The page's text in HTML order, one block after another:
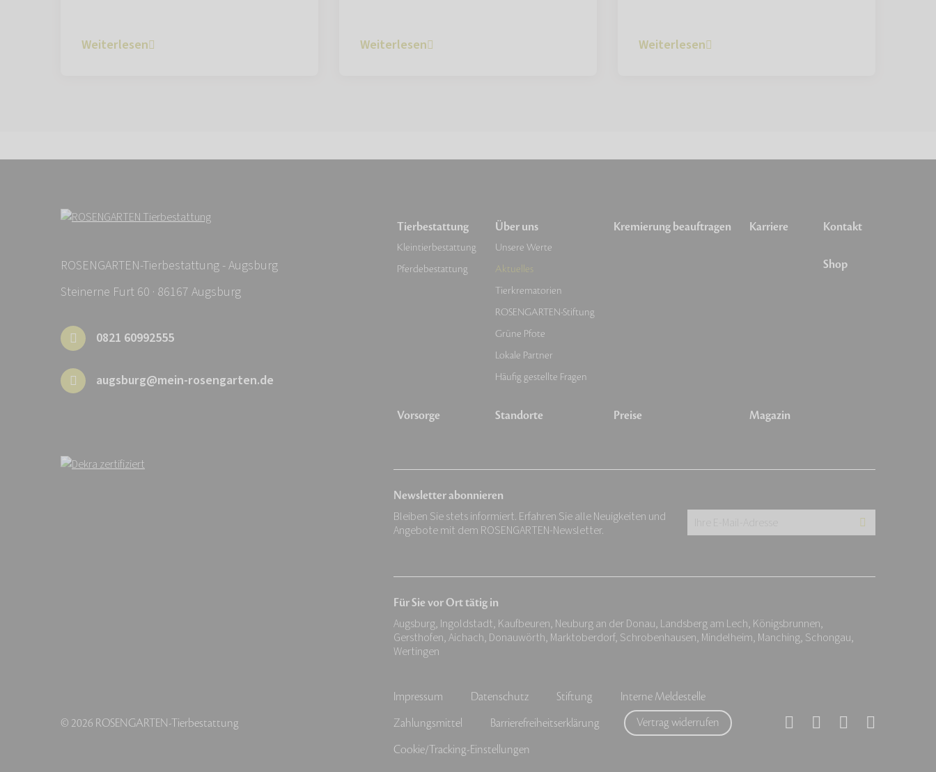
Weiterlesen Weiterlesen Weiterlesen
ROSENGARTEN-Tierbestattung - Augsburg
Steinerne Furt 60 · 86167 Augsburg
0821 60992555
augsburg@mein-rosengarten.de
Tierbestattung
Kleintierbestattung
Pferdebestattung
Vorsorge
Über uns
Unsere Werte
Aktuelles
Tierkrematorien
ROSENGARTEN-Stiftung
Grüne Pfote
Lokale Partner
Häufig gestellte Fragen
Standorte
Kremierung beauftragen
Preise
Karriere
Magazin
Kontakt
Shop
Newsletter abonnieren
Bleiben Sie stets informiert. Erfahren Sie alle Neuigkeiten und
Angebote mit dem ROSENGARTEN-Newsletter.
Für Sie vor Ort tätig in
Augsburg, Ingoldstadt, Kaufbeuren, Neuburg an der Donau, Landsberg am Lech, Königsbrunnen,
Gersthofen, Aichach, Donauwörth, Marktoberdorf, Schrobenhausen, Mindelheim, Manching, Schongau,
Wertingen
Impressum Datenschutz Stiftung
Interne Meldestelle
Zahlungsmittel
Barrierefreiheitserklärung
Vertrag widerrufen
Cookie/Tracking-Einstellungen
© 2026 ROSENGARTEN-Tierbestattung